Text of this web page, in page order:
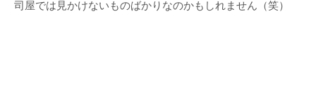
司屋では見かけないものばかりなのかもしれません（笑）